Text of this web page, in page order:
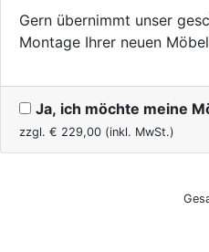
Gern übernimmt unser
Montage Ihrer neuen
Ja, ich möchte meine
zzgl. € 229,00 (inkl. MwSt.)